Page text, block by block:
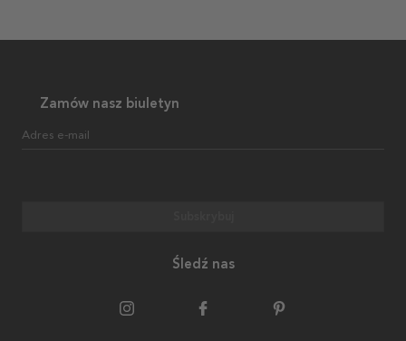
Zamów nasz biuletyn
Adres e-mail
Śledź nas